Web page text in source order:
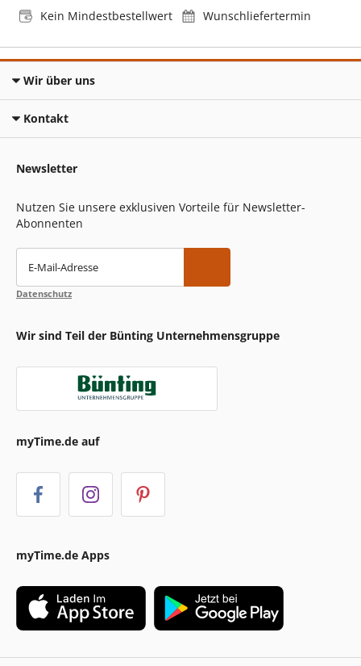
Kein Mindestbestellwert
Wunschliefertermin
Wir über uns
Kontakt
Newsletter
Nutzen Sie unsere exklusiven Vorteile für Newsletter-
Abonnenten
E-Mail-Adresse
Datenschutz
Wir sind Teil der Bünting Unternehmensgruppe
myTime.de auf
myTime.de Apps